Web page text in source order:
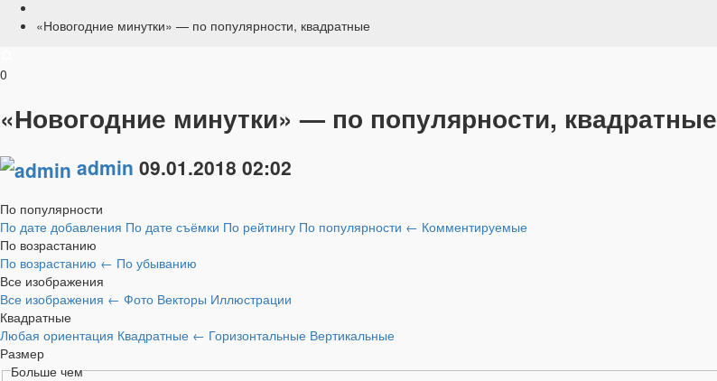
«Новогодние минутки» — по популярности, квадратные
0
«Новогодние минутки» — по популярности, квадратные
admin 09.01.2018 02:02
По популярности
По дате добавления По дате съёмки По рейтингу По популярности ← Комментируемые
По возрастанию
По возрастанию ← По убыванию
Все изображения
Все изображения ← Фото Векторы Иллюстрации
Квадратные
Любая ориентация Квадратные ← Горизонтальные Вертикальные
Размер
Больше чем